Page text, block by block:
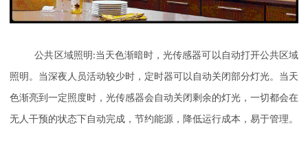
公共区域照明 :当天色渐暗时，光传感器可以自动打开公共区域
照明。当深夜人员活动较少时，定时器可以自动关闭部分灯光。当天
色渐亮到一定照度时，光传感器会自动关闭剩余的灯光，一切都会在
无人干预的状态下自动完成，节约能源，降低运行成本，易于管理。